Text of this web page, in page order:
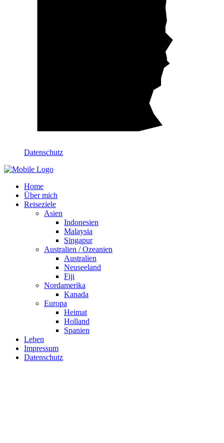
Datenschutz
Home
Über mich
Reiseziele
Asien
Indonesien
Malaysia
Singapur
Australien / Ozeanien
Australien
Neuseeland
Fiji
Nordamerika
Kanada
Europa
Heimat
Holland
Spanien
Leben
Impressum
Datenschutz